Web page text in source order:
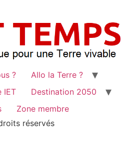
?
Allo la Terre ?
IET
Destination 2050
Zone membre
réservés